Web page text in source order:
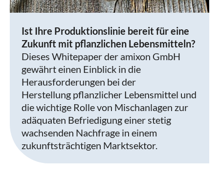
Ist Ihre Produktionslinie bereit für eine
Zukunft mit pflanzlichen Lebensmitteln?
Dieses Whitepaper der amixon GmbH
gewährt einen Einblick in die
Herausforderungen bei der
Herstellung pflanzlicher Lebensmittel und
die wichtige Rolle von Mischanlagen zur
adäquaten Befriedigung einer stetig
wachsenden Nachfrage in einem
zukunftsträchtigen Marktsektor.